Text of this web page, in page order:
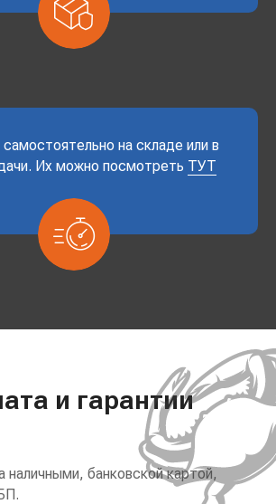
на складе или в
Их можно посмотреть ТУТ
и гарантии
наличными, банковской картой,